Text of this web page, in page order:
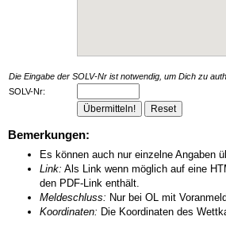
Die Eingabe der SOLV-Nr ist notwendig, um Dich zu
SOLV-Nr:
Bemerkungen:
Es können auch nur einzelne Angaben
Link: Als Link wenn möglich auf eine
den PDF-Link enthält.
Meldeschluss: Nur bei OL mit
Koordinaten: Die Koordinaten des